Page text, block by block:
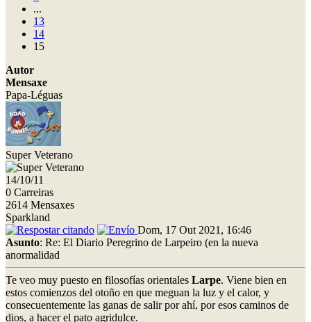
...
13
14
15
Autor
Mensaxe
Papa-Léguas
Super Veterano
14/10/11
0 Carreiras
2614 Mensaxes
Sparkland
Dom, 17 Out 2021, 16:46
Asunto: Re: El Diario Peregrino de Larpeiro (en la nueva
anormalidad
Te veo muy puesto en filosofías orientales Larpe. Viene bien en
estos comienzos del otoño en que meguan la luz y el calor, y
consecuentemente las ganas de salir por ahí, por esos caminos de
dios, a hacer el pato agridulce.